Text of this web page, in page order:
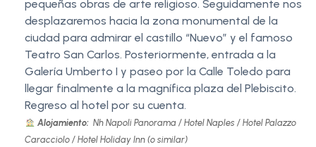
pequeñas obras de arte religioso. Seguidamente nos
desplazaremos hacia la zona monumental de la
ciudad para admirar el castillo “Nuevo” y el famoso
Teatro San Carlos. Posteriormente, entrada a la
Galería Umberto I y paseo por la Calle Toledo para
llegar finalmente a la magnífica plaza del Plebiscito.
Regreso al hotel por su cuenta.
Alojamiento: Nh Napoli Panorama / Hotel Naples / Hotel Palazzo
Caracciolo / Hotel Holiday Inn (o similar)